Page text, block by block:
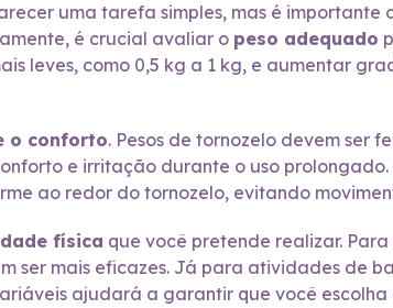
uma tarefa simples, mas é
é crucial avaliar o peso adequado
leves, como 0,5 kg a 1 kg, e aumentar
o conforto. Pesos de tornozelo devem ser
e irritação durante o uso prolongado.
ao redor do tornozelo, evitando
física que você pretende realizar.
ser mais eficazes. Já para atividades de
ajudará a garantir que você